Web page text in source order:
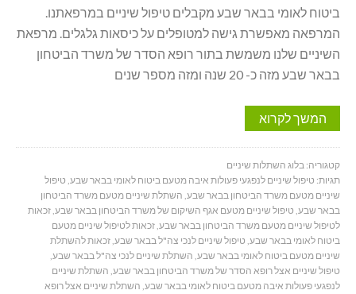
ביטוח לאומי בבאר שבע מקבלים טיפול שיניים במרפאתנו.
המרפאה מאפשרת גישה למטופלים על כיסאות גלגלים. מרפאת
השיניים שלנו משמשת בתור רופא הסדר של משרד הביטחון
בבאר שבע מזה כ- 20 שנה ומזה מספר שנים
המשך לקרוא
קטגוריה: בלוג השתלות שיניים
תגיות: טיפול שיניים לנפגעי פעולות איבה מטעם ביטוח לאומי בבאר שבע, טיפול
שיניים מטעם משרד הביטחון בבאר שבע, השתלת שיניים מטעם משרד הביטחון
בבאר שבע, טיפול שיניים מטעם אגף השיקום של משרד הביטחון בבאר שבע,זכאות
לטיפול שיניים מטעם משרד הביטחון בבאר שבע,זכאות לטיפול שיניים מטעם
ביטוח לאומי בבאר שבע, טיפול שיניים לנכי צה"ל בבאר שבע,זכאות להשתלת
שיניים מטעם ביטוח לאומי בבאר שבע, השתלת שיניים לנכי צה"ל בבאר שבע,
טיפול שיניים אצל רופא הסדר של משרד הביטחון בבאר שבע, השתלת שיניים
לנפגעי פעולות איבה מטעם ביטוח לאומי בבאר שבע, השתלת שיניים אצל רופא